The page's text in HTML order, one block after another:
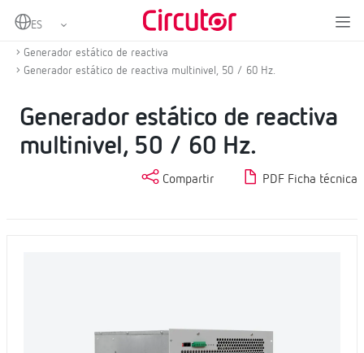
Home
Generador estático de reactiva
Generador estático de reactiva multinivel, 50 / 60 Hz.
Generador estático de reactiva
multinivel, 50 / 60 Hz.
Compartir PDF Ficha técnica